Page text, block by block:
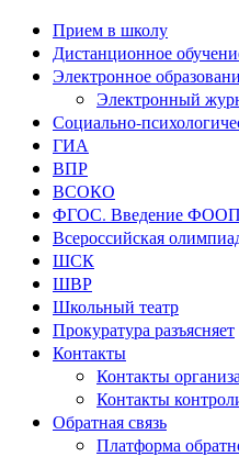
Прием в школу
Дистанционное
Электронное
Электронный
Социально-
ГИА
ВПР
ВСОКО
ФГОС. Введение ФООП
Всероссийская
ШСК
ШВР
Школьный театр
Прокуратура разъясняет
Контакты
Контакты
Контакты
Обратная связь
Платформа